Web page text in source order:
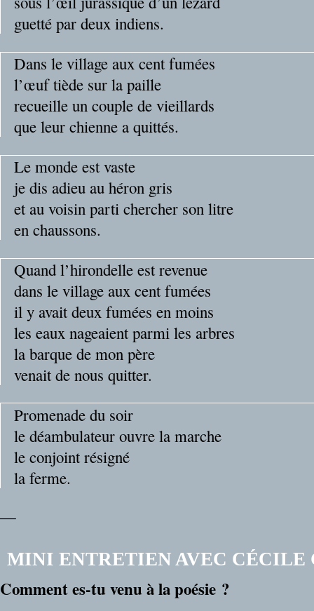
guetté par deux indiens.
Dans le village aux cent fumées
l’œuf tiède sur la paille
recueille un couple de vieillards
que leur chienne a quittés.
Le monde est vaste
je dis adieu au héron gris
et au voisin parti chercher son litre
en chaussons.
Quand l’hirondelle est revenue
dans le village aux cent fumées
il y avait deux fumées en moins
les eaux nageaient parmi les arbres
la barque de mon père
venait de nous quitter.
Promenade du soir
le déambulateur ouvre la marche
le conjoint résigné
la ferme.
—
MINI ENTRETIEN AVEC CÉCILE
Comment es-tu venu à la poésie ?